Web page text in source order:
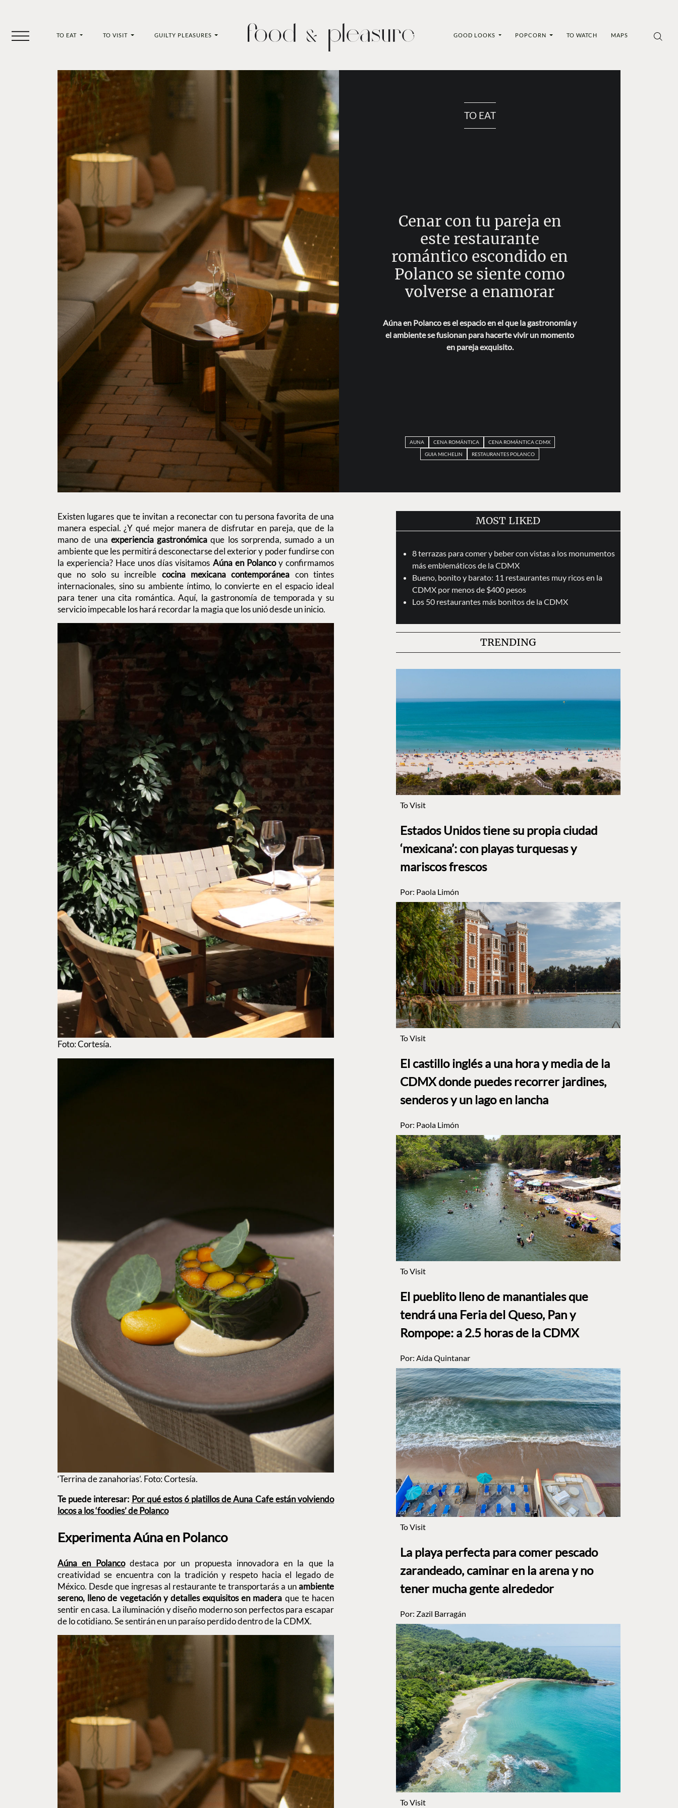
TO EAT TO VISIT GUILTY PLEASURES GOOD LOOKS POPCORN TO WATCH MAPS
TO EAT
Cenar con tu pareja en
este restaurante
romántico escondido en
Polanco se siente como
volverse a enamorar
Aúna en Polanco es el espacio en el que la gastronomía y
el ambiente se fusionan para hacerte vivir un momento
en pareja exquisito.
AUNA CENA ROMÁNTICA
CENA ROMÁNTICA CDMX
GUIA MICHELIN
RESTAURANTES POLANCO
Existen lugares que te invitan a reconectar con tu persona favorita de una
manera especial. ¿Y qué mejor manera de disfrutar en pareja, que de la
mano de una experiencia gastronómica que los sorprenda, sumado a un
ambiente que les permitirá desconectarse del exterior y poder fundirse con
la experiencia? Hace unos días visitamos Aúna en Polancoy confirmamos
que no solo su increíble cocina mexicana contemporánea con tintes
internacionales, sino su ambiente íntimo, lo convierte en el espacio ideal
para tener una cita romántica. Aquí, la gastronomía de temporada y su
servicio impecable los hará recordar la magia que los unió desde un inicio.
Foto: Cortesía.
‘Terrina de zanahorias’. Foto: Cortesía.
Te puede interesar: Por qué estos 6 platillos de Auna Cafe están volviendo
locos a los ‘foodies’ de Polanco
Experimenta Aúna en Polanco
Aúna en Polancodestaca por un propuesta innovadora en la que la
creatividad se encuentra con la tradición y respeto hacia el legado de
México. Desde que ingresas al restaurante te transportarás a unambiente
sereno, lleno de vegetación y detalles exquisitos en madera que te hacen
sentir en casa. La iluminación y diseño moderno son perfectos para escapar
de lo cotidiano. Se sentirán en un paraíso perdido dentro de la CDMX.
MOST LIKED
8 terrazas para comer y beber con vistas a los monumentos
más emblemáticos de la CDMX
Bueno, bonito y barato: 11 restaurantes muy ricos en la
CDMX por menos de $400 pesos
Los 50 restaurantes más bonitos de la CDMX
TRENDING
To Visit
Estados Unidos tiene su propia ciudad
‘mexicana’: con playas turquesas y
mariscos frescos
Por: Paola Limón
To Visit
El castillo inglés a una hora y media de la
CDMX donde puedes recorrer jardines,
senderos y un lago en lancha
Por: Paola Limón
To Visit
El pueblito lleno de manantiales que
tendrá una Feria del Queso, Pan y
Rompope: a 2.5 horas de la CDMX
Por: Aída Quintanar
To Visit
La playa perfecta para comer pescado
zarandeado, caminar en la arena y no
tener mucha gente alrededor
Por: Zazil Barragán
To Visit